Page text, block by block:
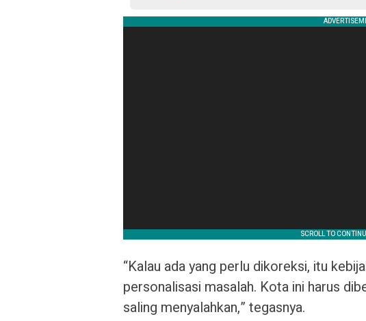
“Kalau ada yang perlu dikoreksi, itu
personalisasi masalah. Kota ini harus
saling menyalahkan,” tegasnya.